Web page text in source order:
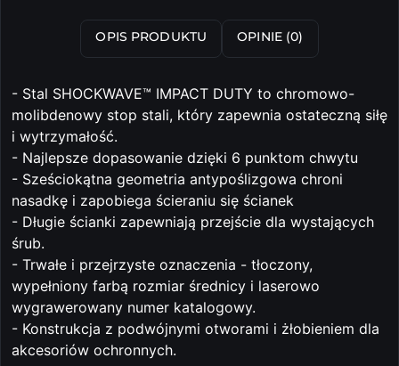
OPIS PRODUKTU OPINIE (0)
- Stal SHOCKWAVE™ IMPACT DUTY to chromowo-
molibdenowy stop stali, który zapewnia ostateczną siłę
i wytrzymałość.
- Najlepsze dopasowanie dzięki 6 punktom chwytu
- Sześciokątna geometria antypoślizgowa chroni
nasadkę i zapobiega ścieraniu się ścianek
- Długie ścianki zapewniają przejście dla wystających
śrub.
- Trwałe i przejrzyste oznaczenia - tłoczony,
wypełniony farbą rozmiar średnicy i laserowo
wygrawerowany numer katalogowy.
- Konstrukcja z podwójnymi otworami i żłobieniem dla
akcesoriów ochronnych.